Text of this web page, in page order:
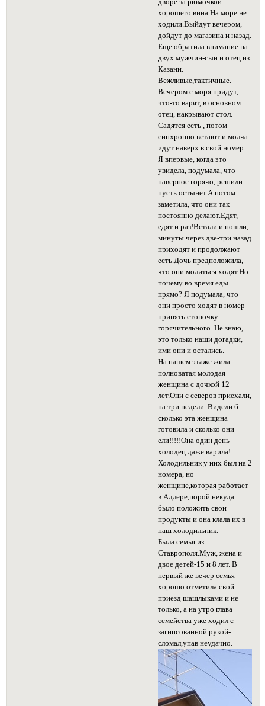
дворе за рюмочкой
хорошего вина.На море не
ходили.Выйдут вечером,
дойдут до магазина и назад.
Еще обратила внимание на
двух мужчин-сын и отец из
Казани.
Вежливые,тактичные.
Вечером с моря придут,
что-то варят, в основном
отец, накрывают стол.
Садятся есть , потом
синхронно встают и молча
идут наверх в свой номер.
Я впервые, когда это
увидела, подумала, что
наверное горячо, решили
пусть остынет.А потом
заметила, что они так
постоянно делают.Едят,
едят и раз!Встали и пошли,
минуты через две-три назад
приходят и продолжают
есть.Дочь предположила,
что они молиться ходят.Но
почему во время еды
прямо? Я подумала, что
они просто ходят в номер
принять стопочку
горячительного. Не знаю,
это только наши догадки,
ими они и остались.
На нашем этаже жила
полноватая молодая
женщина с дочкой 12
лет.Они с северов приехали,
на три недели. Видели б
сколько эта женщина
готовила и сколько они
ели!!!!!Она один день
холодец даже варила!
Холодильник у них был на 2
номера, но
женщине,которая работает
в Адлере,порой некуда
было положить свои
продукты и она клала их в
наш холодильник.
Была семья из
Ставрополя.Муж, жена и
двое детей-15 и 8 лет. В
первый же вечер семья
хорошо отметила свой
приезд шашлыками и не
только, а на утро глава
семейства уже ходил с
загипсованной рукой-
сломал,упав неудачно.